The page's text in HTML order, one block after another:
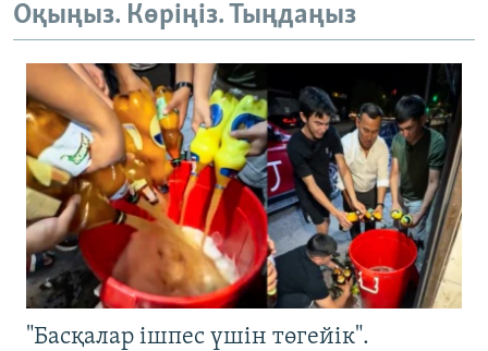
Оқыңыз. Көріңіз. Тыңдаңыз
"Басқалар ішпес үшін төгейік".